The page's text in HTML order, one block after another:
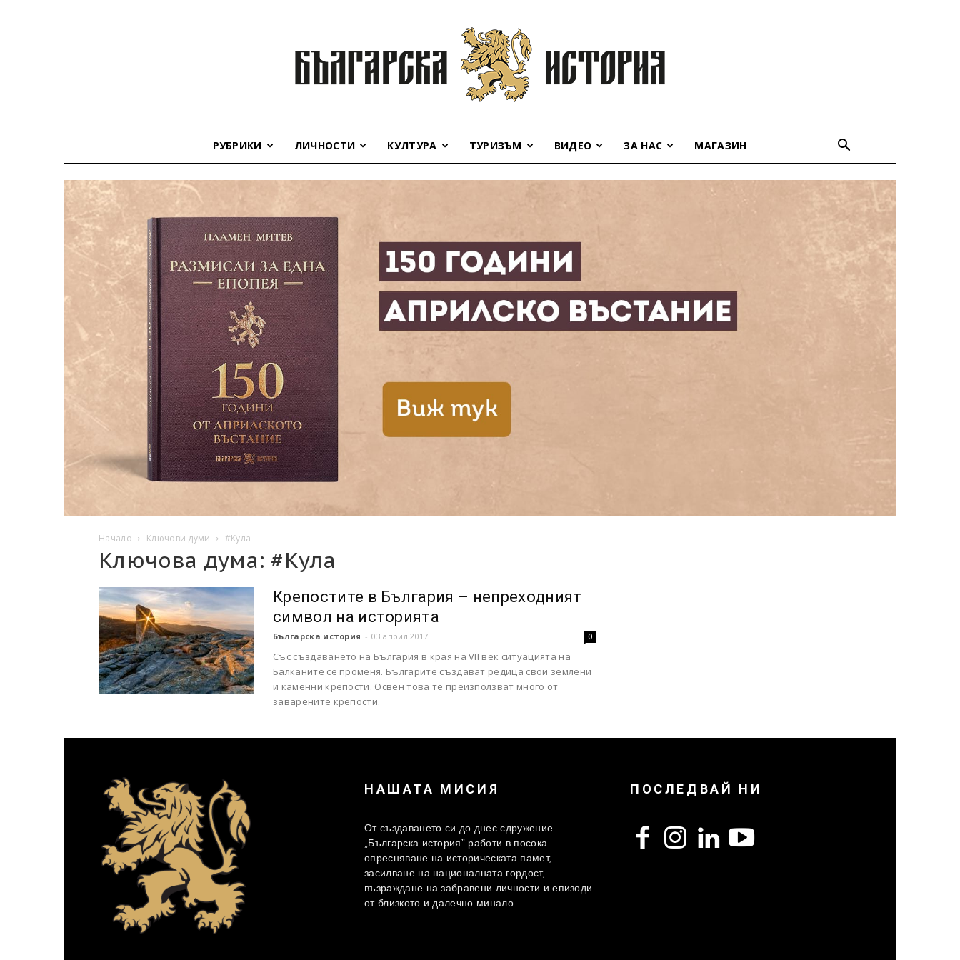
история
РУБРИКИ ЛИЧНОСТИ КУЛТУРА ТУРИЗЪМ ВИДЕО ЗА НАС МАГАЗИН
Начало Ключови думи #Кула
Ключова дума: #Кула
Крепостите в България – непреходният
символ на историята
Българска история - 03 април 2017 0
Със създаването на България в края на VII век ситуацията на
Балканите се променя. Българите създават редица свои землени
и каменни крепости. Освен това те преизползват много от
заварените крепости.
НАШАТА МИСИЯ
От създаването си до днес сдружение
„Българска история” работи в посока
опресняване на историческата памет,
засилване на националната гордост,
възраждане на забравени личности и епизоди
от близкото и далечно минало.
ПОСЛЕДВАЙ НИ